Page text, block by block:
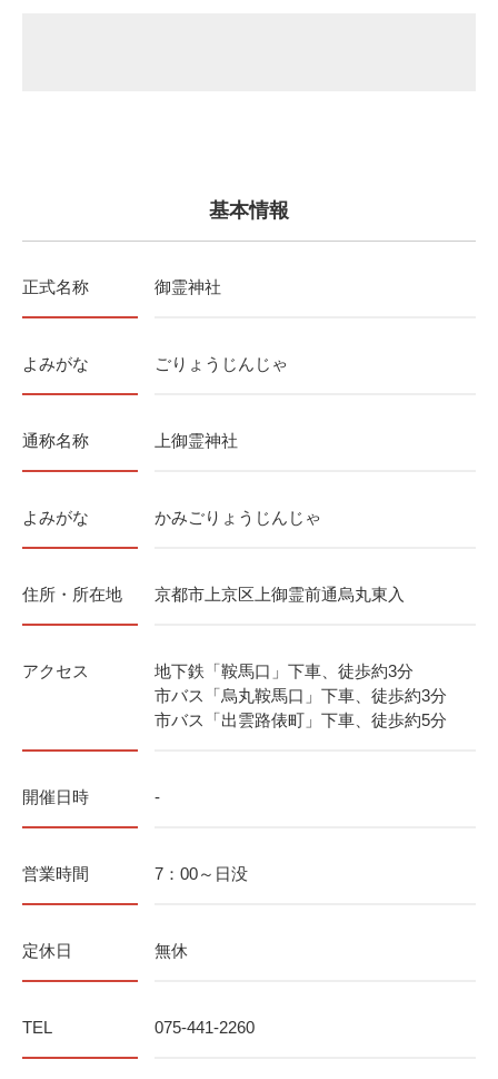
基本情報
正式名称 御霊神社
よみがな ごりょうじんじゃ
通称名称 上御霊神社
よみがな かみごりょうじんじゃ
住所・所在地 京都市上京区上御霊前通烏丸東入
アクセス
地下鉄「鞍馬口」下車、徒歩約3分
市バス「烏丸鞍馬口」下車、徒歩約3分
市バス「出雲路俵町」下車、徒歩約5分
開催日時 -
営業時間 7：00～日没
定休日 無休
TEL 075-441-2260